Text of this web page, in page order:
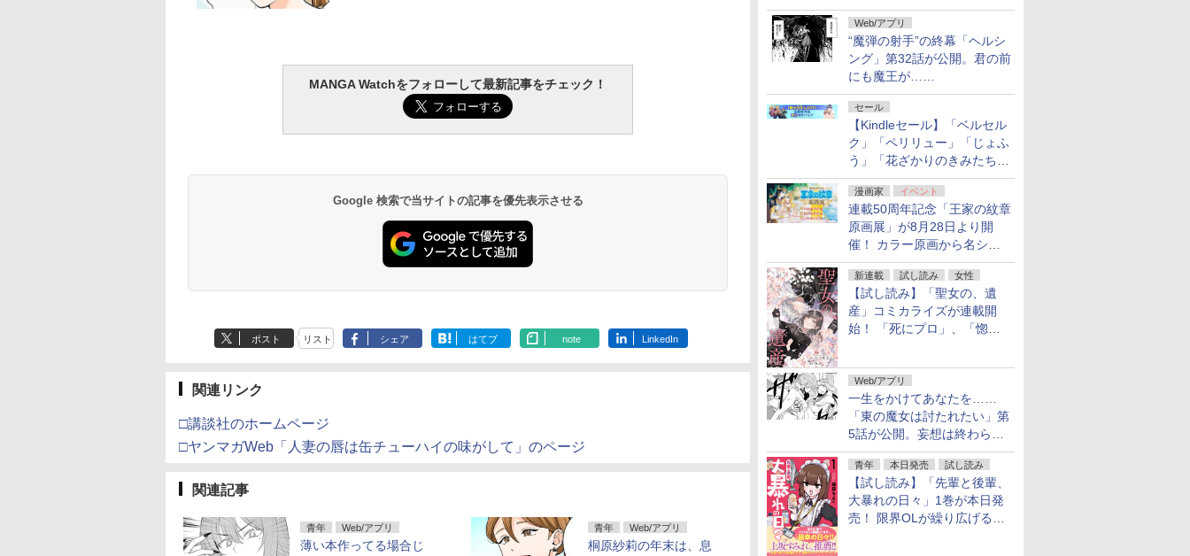
月16日まで
Web/アプリ
“魔弾の射手”の終幕「ヘルシ
ング」第32話が公開。君の前
にも魔王が……
セール
【Kindleセール】「ベルセル
ク」「ペリリュー」「じょふ
う」「花ざかりのきみたち
へ」などが最大50％オフ！
「白泉社 夏の大割引セー
ル」が開催中！
漫画家 イベント
連載50周年記念「王家の紋章
原画展」が8月28日より開
催！ カラー原画から名シー
ンの原稿まで
新連載 試し読み 女性
【試し読み】「聖女の、遺
産」コミカライズが連載開
始！ 「死にプロ」、「惚れ
Web/アプリ
一生をかけてあなたを……
「東の魔女は討たれたい」第
5話が公開。妄想は終わらな
い
青年 本日発売 試し読み
【試し読み】「先輩と後輩、
大暴れの日々」1巻が本日発
売！ 限界OLが繰り広げる禁
MANGA Watchをフォローして最新記事をチェック！
Google 検索で当サイトの記事を優先表示させる
ポスト リスト シェア はてブ note LinkedIn
関連リンク
□講談社のホームページ
□ヤンマガWeb「人妻の唇は缶チューハイの味がして」のページ
関連記事
青年 Web/アプリ
薄い本作ってる場合じ
青年 Web/アプリ
桐原紗莉の年末は、息